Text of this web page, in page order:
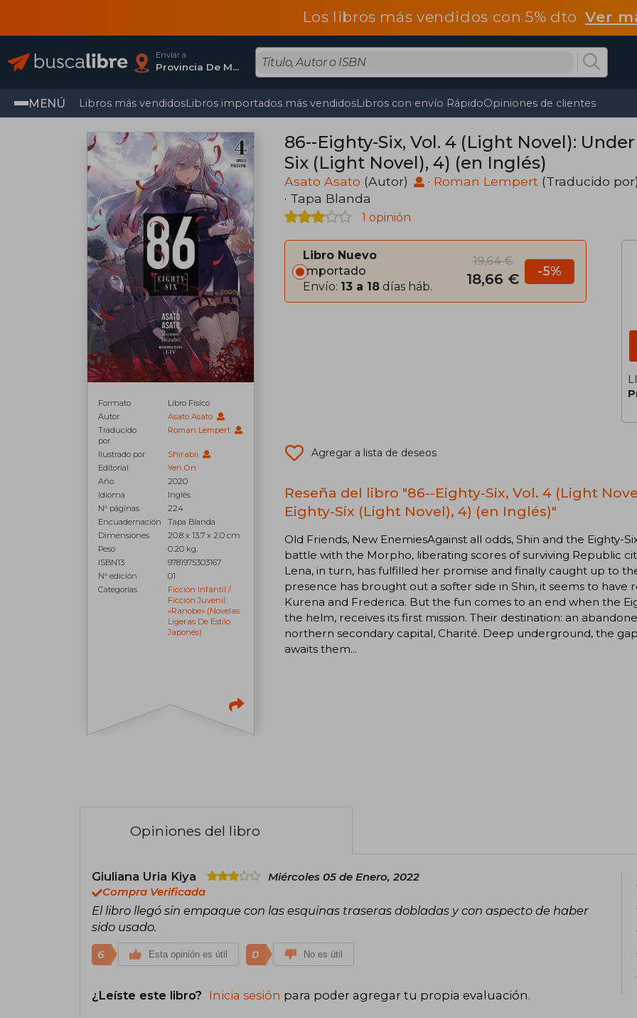
Los libros más vendidos con 5% dtoVer
Enviar a
Provincia De Madrid
MENÚ Libros más vendidosLibros importados más vendidosLibros con envío RápidoOpiniones de clientes
Formato
Libro Físico
Autor
Asato Asato
Traducido
por
Roman Lempert
Ilustrado por
Shirabii
Editorial
Yen On
Año
2020
Idioma
Inglés
N° páginas
224
Encuadernación
Tapa Blanda
Dimensiones
20.8 x 13.7 x 2.0 cm
Peso
0.20 kg.
ISBN13
9781975303167
N° edición
01
Categorías
Ficción Infantil /
Ficción Juvenil:
«ranobe» (novelas
Ligeras De Estilo
Japonés)
86--Eighty-Six, Vol. 4 (Light Novel):
Six (Light Novel), 4) (en Inglés)
Asato Asato (Autor) · Roman Lempert (Traducido por)
· Tapa Blanda
1 opinión
Libro Nuevo
Importado
Envío: 13 a 18 días háb.
19,64 €
18,66 € -5%
Agregar a lista de deseos
Reseña del libro "86--Eighty-Six, Vol. 4 (Light
Eighty-Six (Light Novel), 4) (en Inglés)"
Old Friends, New EnemiesAgainst all odds, Shin and the Eighty-
battle with the Morpho, liberating scores of surviving Republic
Lena, in turn, has fulfilled her promise and finally caught up to
presence has brought out a softer side in Shin, it seems to
Kurena and Frederica. But the fun comes to an end when the
the helm, receives its first mission. Their destination: an
northern secondary capital, Charité. Deep underground, the
awaits them...
Opiniones del libro
Giuliana Uria Kiya
Miércoles 05 de Enero, 2022
Compra Verificada
El libro llegó sin empaque con las esquinas traseras dobladas y con aspecto de haber
sido usado.
6 Esta opinión es útil 0 No es útil
¿Leíste este libro? Inicia sesión para poder agregar tu propia evaluación.